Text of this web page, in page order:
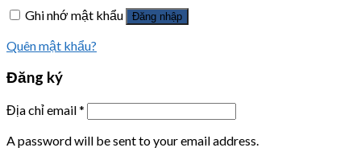
Ghi nhớ mật khẩu
Đăng nhập
Quên mật khẩu?
Đăng ký
Địa chỉ email*
A password will be sent to your email address.